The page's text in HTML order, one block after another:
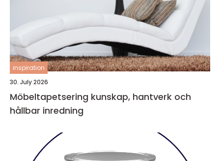
inspiration
30. July 2026
Möbeltapetsering kunskap, hantverk och
hållbar inredning